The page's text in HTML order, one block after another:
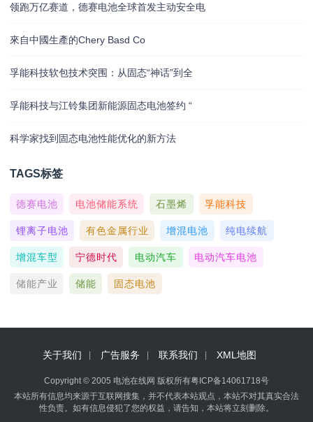
领跑万亿赛道，德赛电池全球首发主动安全电
來自中國生產的Chery Basd Co
孚能科技软包技术突围：从固态“神话”到全
孚能科技与江铃集团新能源固态电池签约 “
科学家找到固态电池性能优化的新方法
TAGS标签
德赛电池 电池储能系统 石墨烯 孚能科技
锂离子电池 有色金属行业 增混电池 纯电续航
增混车型 宁德时代 电动汽车 电动汽车电池
储能产业 储能 固态电池
关于我们 广告服务 联系我们 XML地图
Copyright © 2005 电池在线网 版权所有粤ICP备14061718号
本站所有信息均来源于互联网搜集，并不代表本站观点，本站不对其真实合法
性负责。如有信息侵犯了您的权益，请告知，本站将立刻删除。